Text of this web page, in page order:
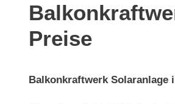
Preise
Balkonkraftwerk Solaranlage